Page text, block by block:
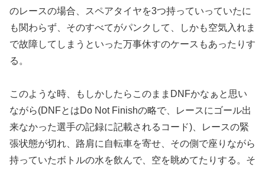
のレースの場合、スペアタイヤを3つ持っていっていたに
も関わらず、そのすべてがパンクして、しかも空気入れま
で故障してしまうといった万事休すのケースもあったりす
る。
このような時、もしかしたらこのままDNFかなぁと思い
ながら(DNFとはDo Not Finishの略で、レースにゴール出
来なかった選手の記録に記載されるコード)、レースの緊
張状態が切れ、路肩に自転車を寄せ、その側で座りながら
持っていたボトルの水を飲んで、空を眺めてたりする。そ